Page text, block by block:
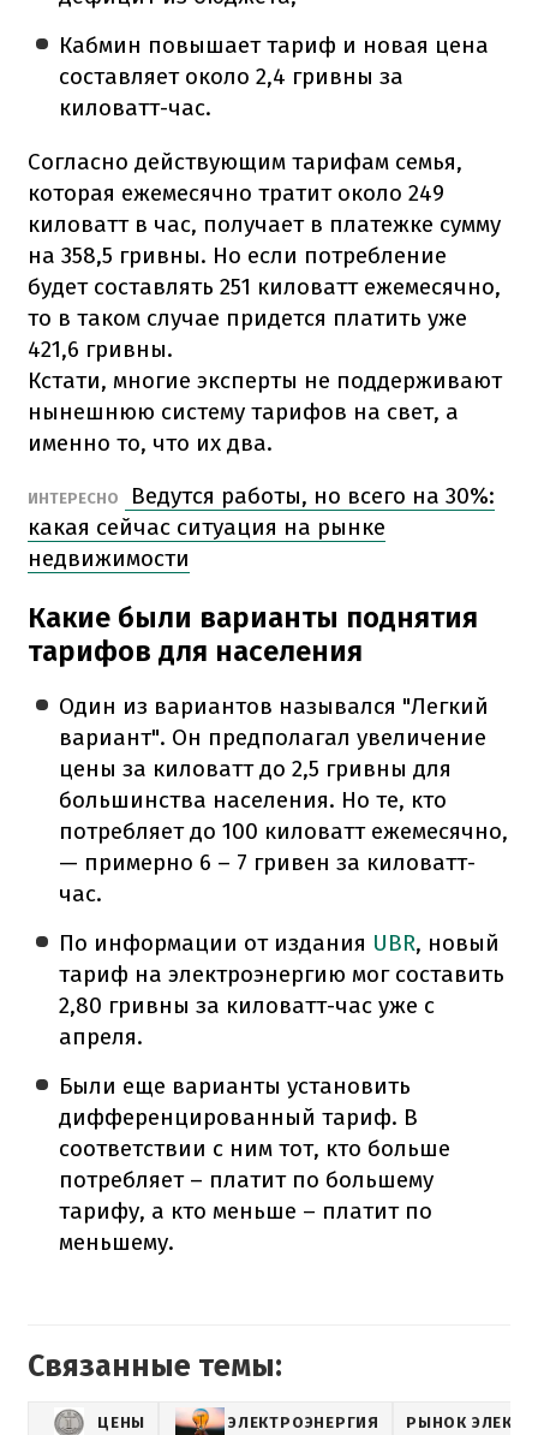
Кабмин повышает тариф и новая цена
составляет около 2,4 гривны за
киловатт-час.
Согласно действующим тарифам семья,
которая ежемесячно тратит около 249
киловатт в час, получает в платежке сумму
на 358,5 гривны. Но если потребление
будет составлять 251 киловатт ежемесячно,
то в таком случае придется платить уже
421,6 гривны.
Кстати, многие эксперты не поддерживают
нынешнюю систему тарифов на свет, а
именно то, что их два.
ИНТЕРЕСНО
Ведутся работы, но всего на 30%:
какая сейчас ситуация на рынке
недвижимости
Какие были варианты поднятия
тарифов для населения
Один из вариантов назывался "Легкий
вариант". Он предполагал увеличение
цены за киловатт до 2,5 гривны для
большинства населения. Но те, кто
потребляет до 100 киловатт ежемесячно,
— примерно 6 – 7 гривен за киловатт-
час.
По информации от издания UBR, новый
тариф на электроэнергию мог составить
2,80 гривны за киловатт-час уже с
апреля.
Были еще варианты установить
дифференцированный тариф. В
соответствии с ним тот, кто больше
потребляет – платит по большему
тарифу, а кто меньше – платит по
меньшему.
Связанные темы:
ЦЕНЫ ЭЛЕКТРОЭНЕРГИЯ РЫНОК